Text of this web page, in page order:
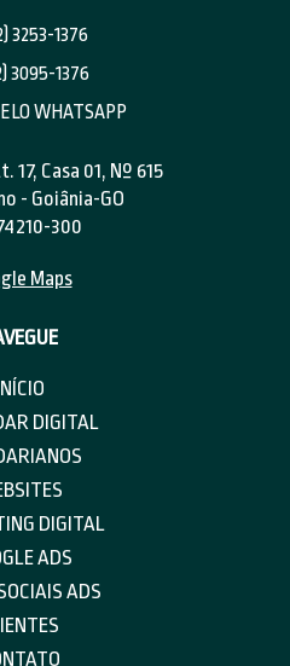
3253-1376
3095-1376
WHATSAPP
17, Casa 01, Nº 615
- Goiânia-GO
300
Maps
DIGITAL
DIGITAL
ADS
ADS